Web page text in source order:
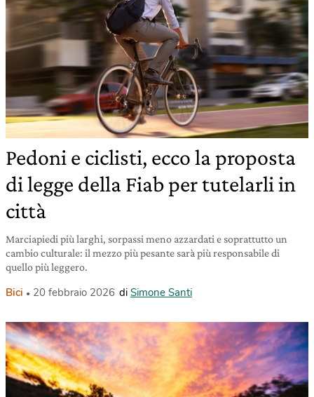
Pedoni e ciclisti, ecco la proposta
di legge della Fiab per tutelarli in
città
Marciapiedi più larghi, sorpassi meno azzardati e soprattutto un
cambio culturale: il mezzo più pesante sarà più responsabile di
quello più leggero.
Bici 20 febbraio 2026 di Simone Santi